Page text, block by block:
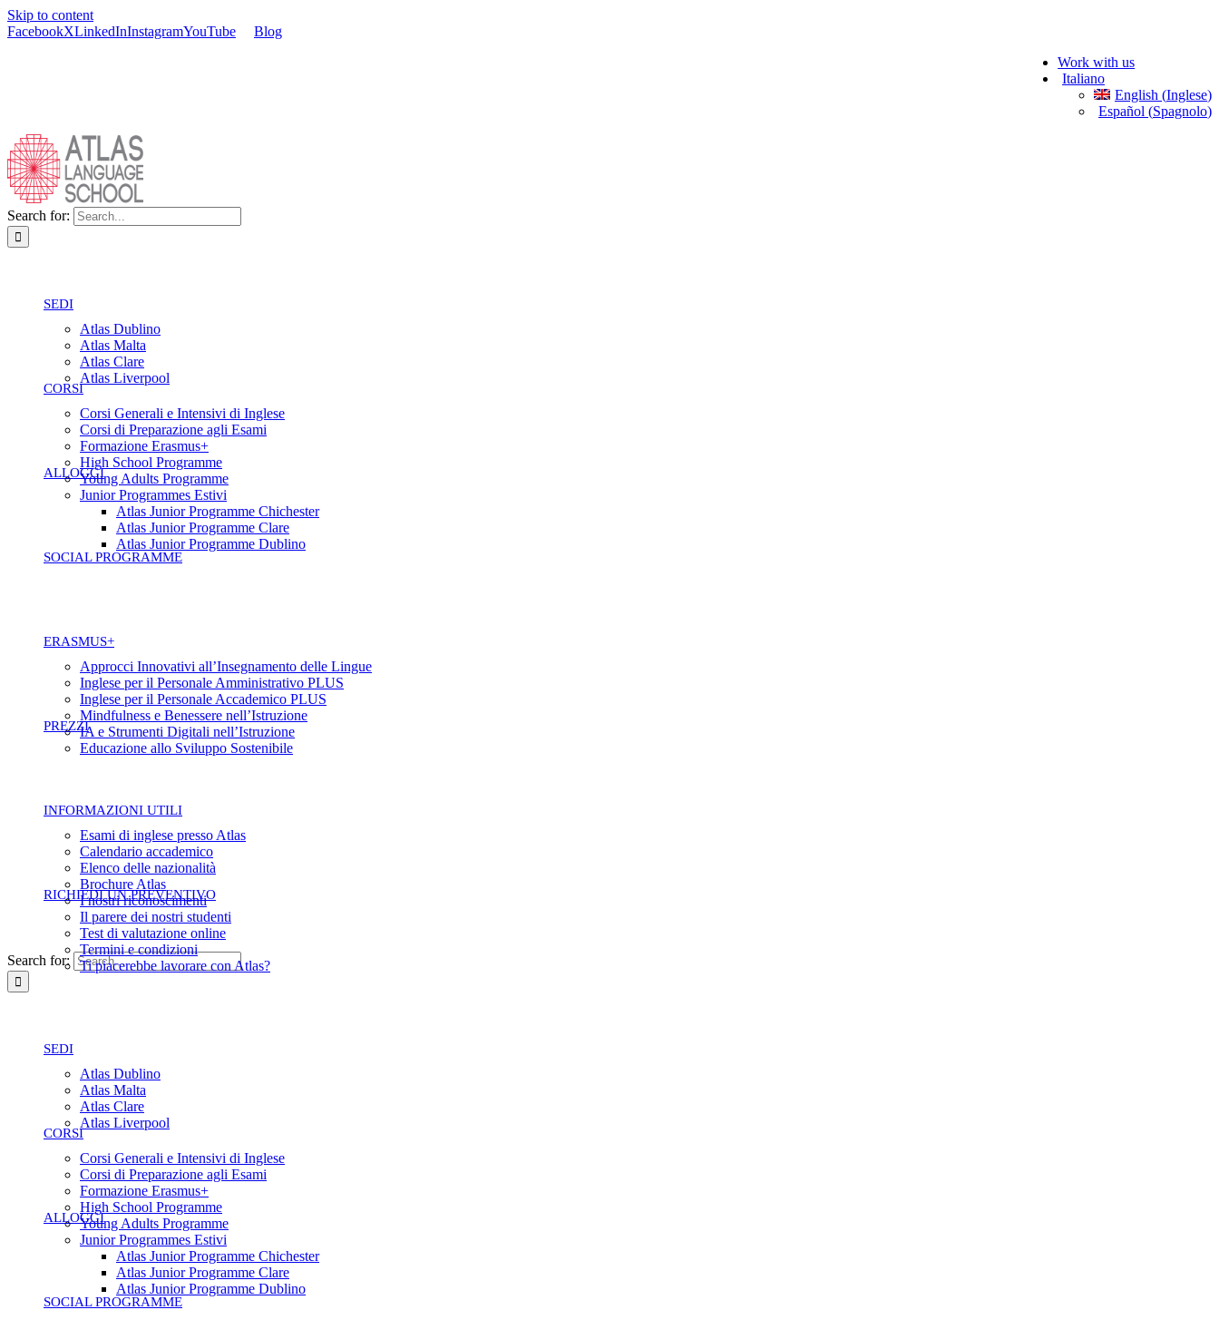
Skip to content
FacebookXLinkedInInstagramYouTube
Blog
Work with us
Italiano
English (Inglese)
Español (Spagnolo)
Search for:
SEDI
Atlas Dublino
Atlas Malta
Atlas Clare
Atlas Liverpool
CORSI
Corsi Generali e Intensivi di Inglese
Corsi di Preparazione agli Esami
Formazione Erasmus+
High School Programme
Young Adults Programme
Junior Programmes Estivi
Atlas Junior Programme Chichester
Atlas Junior Programme Clare
Atlas Junior Programme Dublino
ALLOGGI
SOCIAL PROGRAMME
ERASMUS+
Approcci Innovativi all’Insegnamento delle Lingue
Inglese per il Personale Amministrativo PLUS
Inglese per il Personale Accademico PLUS
Mindfulness e Benessere nell’Istruzione
IA e Strumenti Digitali nell’Istruzione
Educazione allo Sviluppo Sostenibile
PREZZI
INFORMAZIONI UTILI
Esami di inglese presso Atlas
Calendario accademico
Elenco delle nazionalità
Brochure Atlas
I nostri riconoscimenti
Il parere dei nostri studenti
Test di valutazione online
Termini e condizioni
Ti piacerebbe lavorare con Atlas?
RICHIEDI UN PREVENTIVO
Search for:
SEDI
Atlas Dublino
Atlas Malta
Atlas Clare
Atlas Liverpool
CORSI
Corsi Generali e Intensivi di Inglese
Corsi di Preparazione agli Esami
Formazione Erasmus+
High School Programme
Young Adults Programme
Junior Programmes Estivi
Atlas Junior Programme Chichester
Atlas Junior Programme Clare
Atlas Junior Programme Dublino
ALLOGGI
SOCIAL PROGRAMME